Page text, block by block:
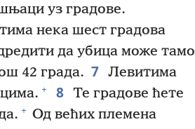
уз градове.
нека шест градова
да убица може тамо
42 града. 7 Левитима
+ 8 Те градове ћете
+ Од већих племена